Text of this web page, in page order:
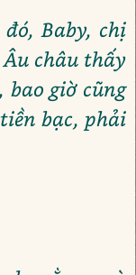
Baby, chị
châu thấy
giờ cũng
bạc, phải